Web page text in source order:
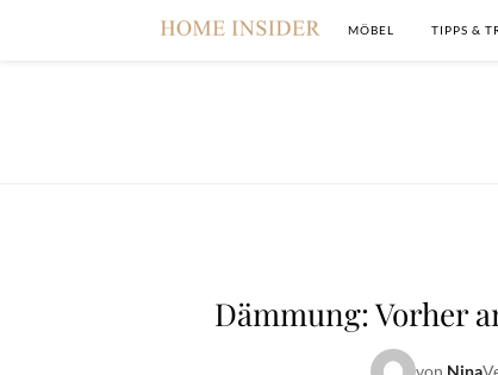
MÖBEL TIPPS &
Dämmung: Vorher
von Nina